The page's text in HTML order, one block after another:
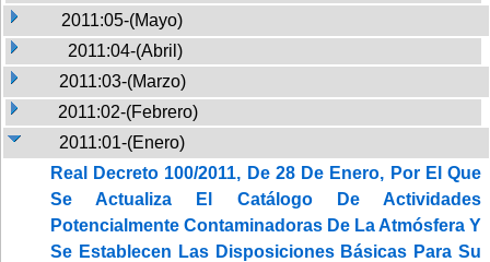
2011:05-(Mayo)
2011:04-(Abril)
2011:03-(Marzo)
2011:02-(Febrero)
2011:01-(Enero)
Real Decreto 100/2011, De 28 De Enero, Por El Que
Se Actualiza El Catálogo De Actividades
Potencialmente Contaminadoras De La Atmósfera Y
Se Establecen Las Disposiciones Básicas Para Su